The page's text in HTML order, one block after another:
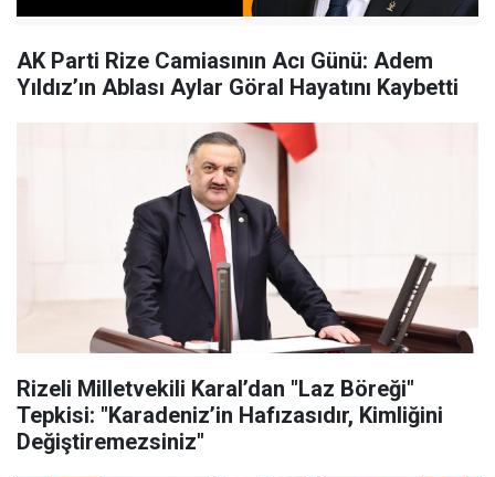
AK Parti Rize Camiasının Acı Günü: Adem
Yıldız’ın Ablası Aylar Göral Hayatını Kaybetti
Rizeli Milletvekili Karal’dan "Laz Böreği"
Tepkisi: "Karadeniz’in Hafızasıdır, Kimliğini
Değiştiremezsiniz"